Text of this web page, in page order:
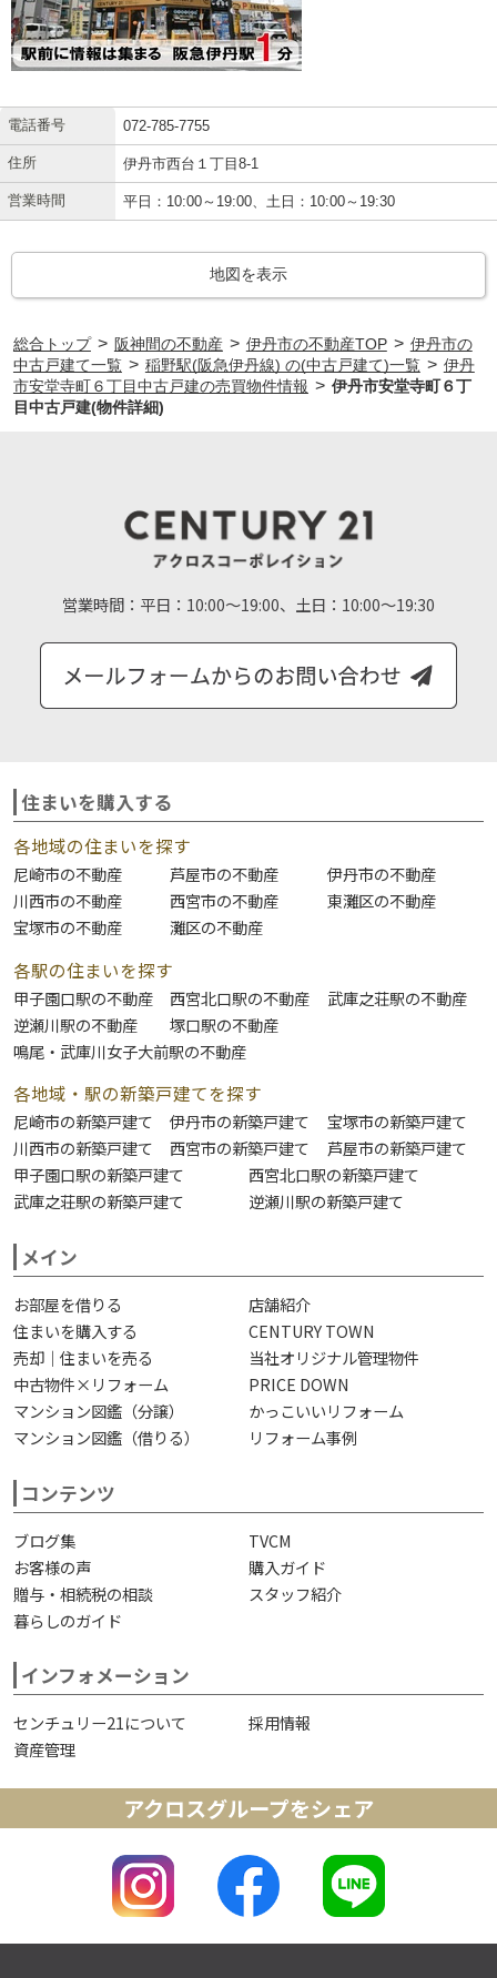
電話番号 072-785-7755
住所 伊丹市西台１丁目8-1
営業時間 平日：10:00～19:00、土日：10:00～19:30
地図を表示
総合トップ > 阪神間の不動産 > 伊丹市の不動産TOP > 伊丹市の
中古戸建て一覧 > 稲野駅(阪急伊丹線) の(中古戸建て)一覧 > 伊丹
市安堂寺町６丁目中古戸建の売買物件情報 > 伊丹市安堂寺町６丁
目中古戸建(物件詳細)
営業時間： 平日：10:00～19:00、土日：10:00～19:30
住まいを購入する
各地域の住まいを探す
尼崎市の不動産 芦屋市の不動産
伊丹市の不動産
川西市の不動産
西宮市の不動産
東灘区の不動産
宝塚市の不動産
灘区の不動産
各駅の住まいを探す
甲子園口駅の不動産 西宮北口駅の不動産
武庫之荘駅の不動産
逆瀬川駅の不動産
塚口駅の不動産
鳴尾・武庫川女子大前駅の不動産
各地域・駅の新築戸建てを探す
尼崎市の新築戸建て 伊丹市の新築戸建て
宝塚市の新築戸建て
川西市の新築戸建て
西宮市の新築戸建て
芦屋市の新築戸建て
甲子園口駅の新築戸建て
西宮北口駅の新築戸建て
武庫之荘駅の新築戸建て
逆瀬川駅の新築戸建て
メイン
お部屋を借りる
店舗紹介
住まいを購入する
CENTURY TOWN
売却｜住まいを売る
当社オリジナル管理物件
中古物件×リフォーム
PRICE DOWN
マンション図鑑（分譲）
かっこいいリフォーム
マンション図鑑（借りる）
リフォーム事例
コンテンツ
ブログ集
TVCM
お客様の声
購入ガイド
贈与・相続税の相談
スタッフ紹介
暮らしのガイド
インフォメーション
センチュリー21について
採用情報
資産管理
アクロスグループをシェア